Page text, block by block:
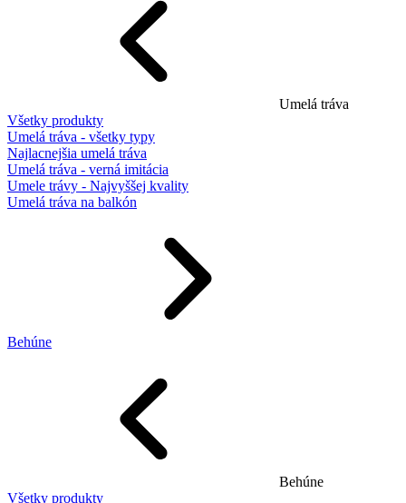
Umelá tráva
Všetky produkty
Umelá tráva - všetky typy
Najlacnejšia umelá tráva
Umelá tráva - verná imitácia
Umele trávy - Najvyššej kvality
Umelá tráva na balkón
Behúne
Behúne
Všetky produkty